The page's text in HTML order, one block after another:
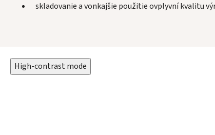
skladovanie a vonkajšie použitie ovplyvní kvalitu
High-contrast mode